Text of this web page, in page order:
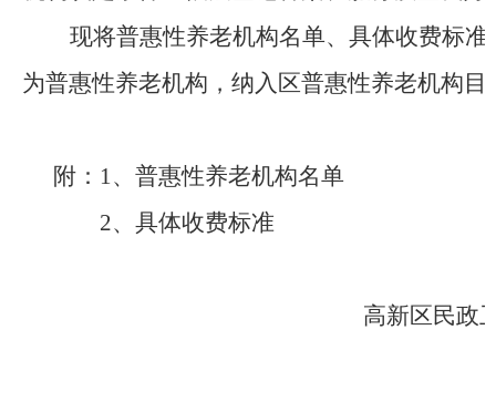
现将普惠性养老机构名单、具体收费标
为普惠性养老机构，纳入区普惠性养老机构目
附：1、普惠性养老机构名单
2、具体收费标准
高新区民政